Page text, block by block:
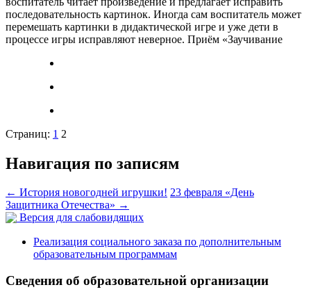
последовательность картинок. Иногда сам воспитатель может
перемешать картинки в дидактической игре и уже дети в
процессе игры исправляют неверное. Приём «Заучивание
Страниц: 1 2
Навигация по записям
← История новогодней игрушки! 23 февраля «День
Защитника Отечества» →
Версия для слабовидящих
Реализация социального заказа по дополнительным
образовательным программам
Сведения об образовательной организации